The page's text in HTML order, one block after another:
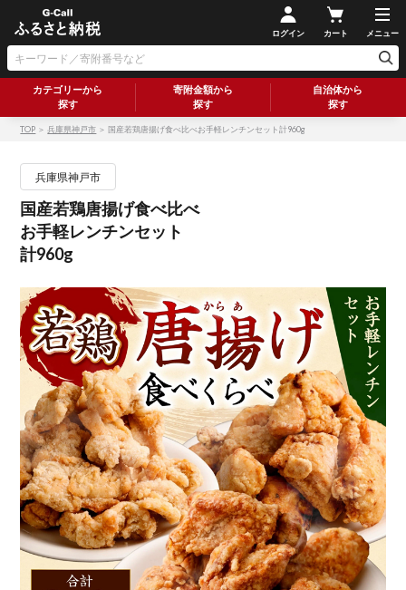
ログイン カート メニュー
カテゴリーから
探す
寄附金額から
探す
自治体から
探す
TOP ＞兵庫県神戸市 ＞ 国産若鶏唐揚げ食べ比べお手軽レンチンセット計960g
兵庫県神戸市
国産若鶏唐揚げ食べ比べ
お手軽レンチンセット
計960g